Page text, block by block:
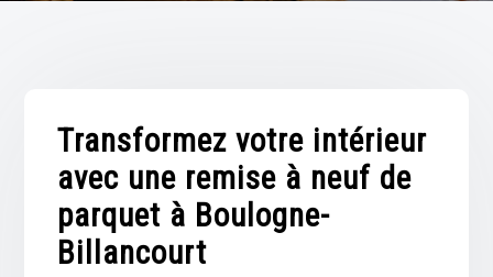
Transformez votre intérieur
avec une remise à neuf de
parquet à Boulogne-
Billancourt